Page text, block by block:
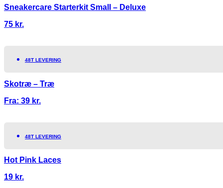
Sneakercare Starterkit Small – Deluxe
75 kr.
48T LEVERING
Skotræ – Træ
Fra: 39 kr.
48T LEVERING
Hot Pink Laces
19 kr.